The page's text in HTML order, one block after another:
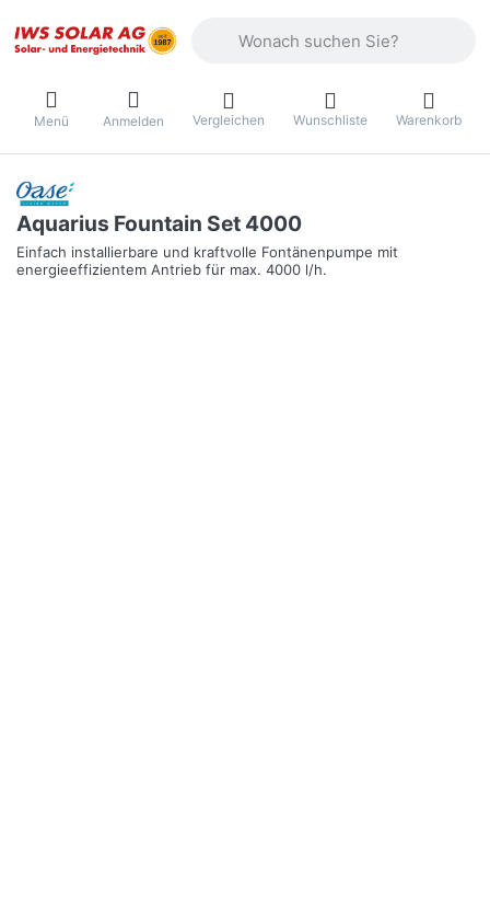
Menü Anmelden Vergleichen Wunschliste Warenkorb
Aquarius Fountain Set 4000
Einfach installierbare und kraftvolle Fontänenpumpe mit
energieeffizientem Antrieb für max. 4000 l/h.